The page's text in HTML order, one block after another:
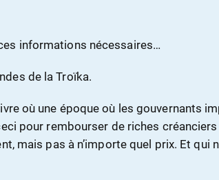
informations nécessaires…
de la Troïka.
où une époque où les gouvernants
pour rembourser de riches
mais pas à n’importe quel prix. Et qui